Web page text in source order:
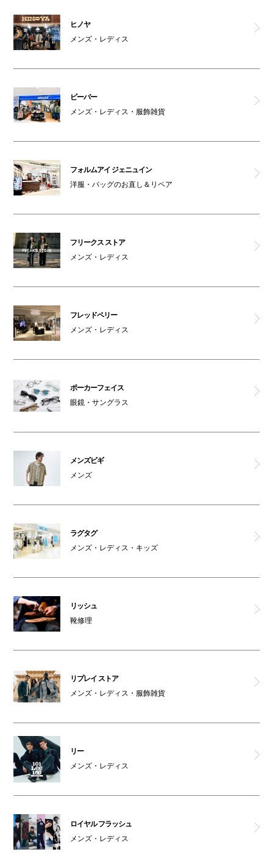
ヒノヤ
メンズ・レディス
ビーバー
メンズ・レディス・服飾雑貨
フォルムアイ ジェニュイン
洋服・バッグのお直し＆リペア
フリークス ストア
メンズ・レディス
フレッドペリー
メンズ・レディス
ポーカーフェイス
眼鏡・サングラス
メンズビギ
メンズ
ラグタグ
メンズ・レディス・キッズ
リッシュ
靴修理
リプレイ ストア
メンズ・レディス・服飾雑貨
リー
メンズ・レディス
ロイヤル フラッシュ
メンズ・レディス